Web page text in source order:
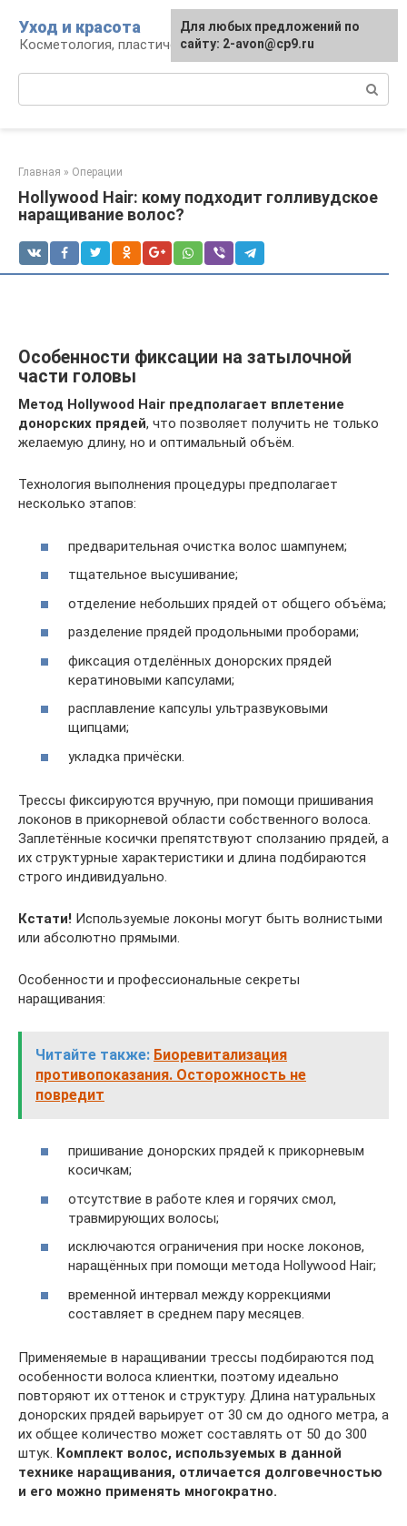
контенту
Уход и красота
Косметология, пластическая хирургия, уход
Главная » Операции
Hollywood Hair: кому подходит голливудское
наращивание волос?
Особенности фиксации на затылочной
части головы
Метод Hollywood Hair предполагает вплетение
донорских прядей, что позволяет получить не только
желаемую длину, но и оптимальный объём.
Технология выполнения процедуры предполагает
несколько этапов:
предварительная очистка волос шампунем;
тщательное высушивание;
отделение небольших прядей от общего объёма;
разделение прядей продольными проборами;
фиксация отделённых донорских прядей
кератиновыми капсулами;
расплавление капсулы ультразвуковыми
щипцами;
укладка причёски.
Трессы фиксируются вручную, при помощи пришивания
локонов в прикорневой области собственного волоса.
Заплетённые косички препятствуют сползанию прядей, а
их структурные характеристики и длина подбираются
строго индивидуально.
Кстати! Используемые локоны могут быть волнистыми
или абсолютно прямыми.
Особенности и профессиональные секреты
наращивания:
Читайте также: Биоревитализация
противопоказания. Осторожность не
повредит
пришивание донорских прядей к прикорневым
косичкам;
отсутствие в работе клея и горячих смол,
травмирующих волосы;
исключаются ограничения при носке локонов,
наращённых при помощи метода Hollywood Hair;
временной интервал между коррекциями
составляет в среднем пару месяцев.
Применяемые в наращивании трессы подбираются под
особенности волоса клиентки, поэтому идеально
повторяют их оттенок и структуру. Длина натуральных
донорских прядей варьирует от 30 см до одного метра, а
их общее количество может составлять от 50 до 300
штук. Комплект волос, используемых в данной
технике наращивания, отличается долговечностью
и его можно применять многократно.
Для любых предложений по
сайту: 2-avon@cp9.ru